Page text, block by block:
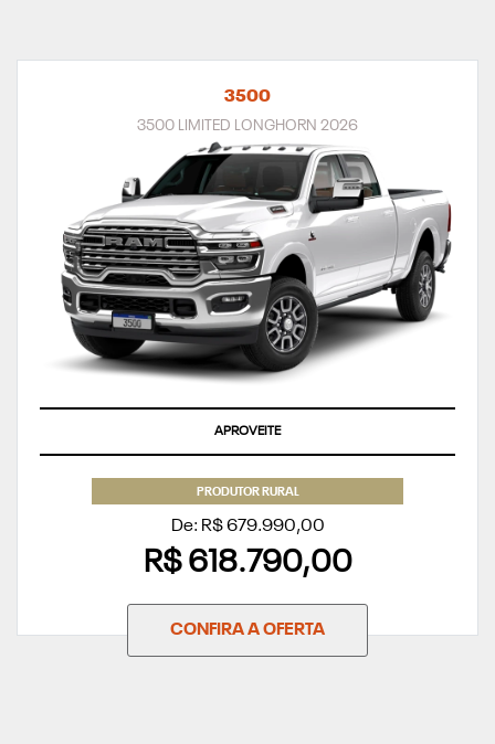
3500
3500 LIMITED LONGHORN 2026
APROVEITE
PRODUTOR RURAL
De: R$ 679.990,00
R$ 618.790,00
CONFIRA A OFERTA